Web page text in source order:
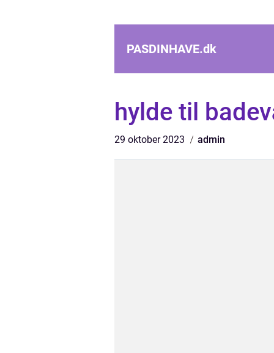
PASDINHAVE.dk
hylde til
29 oktober 2023 admin